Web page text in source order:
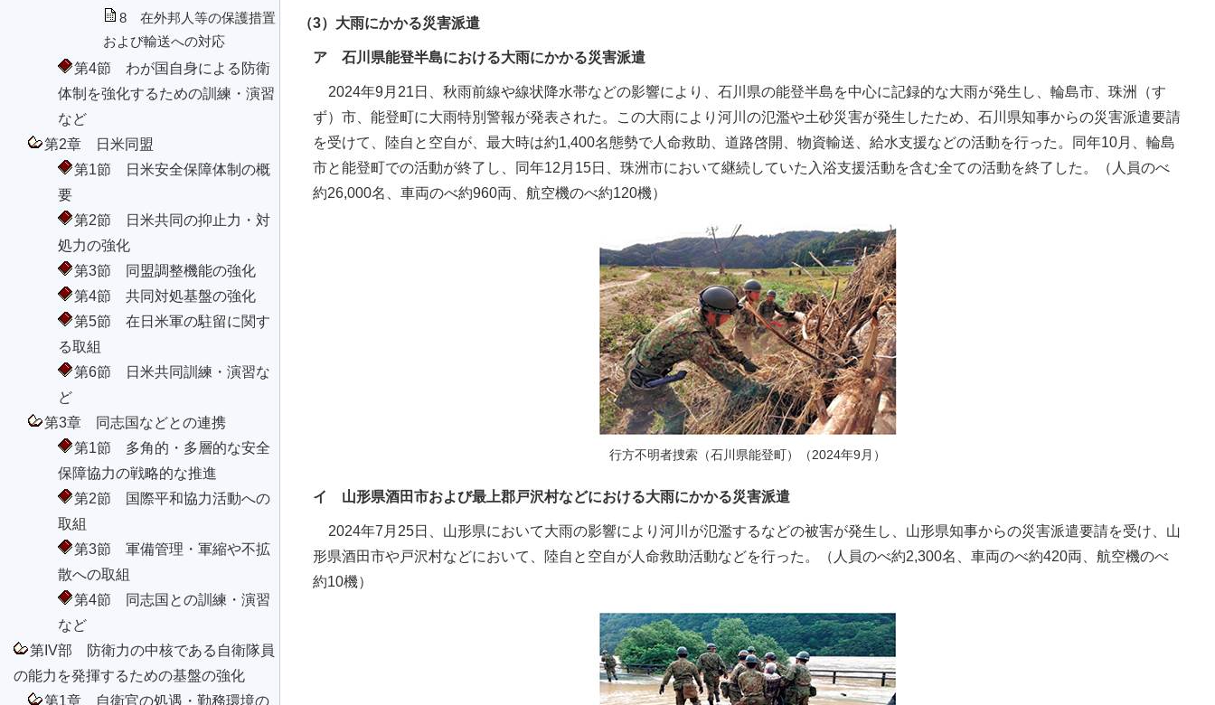
8 在外邦人等の保護措置
および輸送への対応
第4節 わが国自身による防衛
体制を強化するための訓練・演習
など
第2章 日米同盟
第1節 日米安全保障体制の概
要
第2節 日米共同の抑止力・対
処力の強化
第3節 同盟調整機能の強化
第4節 共同対処基盤の強化
第5節 在日米軍の駐留に関す
る取組
第6節 日米共同訓練・演習な
ど
第3章 同志国などとの連携
第1節 多角的・多層的な安全
保障協力の戦略的な推進
第2節 国際平和協力活動への
取組
第3節 軍備管理・軍縮や不拡
散への取組
第4節 同志国との訓練・演習
など
第IV部 防衛力の中核である自衛隊員
の能力を発揮するための基盤の強化
第1章 自衛官の処遇・勤務環境の
（3）大雨にかかる災害派遣
ア 石川県能登半島における大雨にかかる災害派遣
2024年9月21日、秋雨前線や線状降水帯などの影響により、石川県の能登半島を中心に記録的な大雨が発生し、輪島市、珠洲（す
ず）市、能登町に大雨特別警報が発表された。この大雨により河川の氾濫や土砂災害が発生したため、石川県知事からの災害派遣要請
を受けて、陸自と空自が、最大時は約1,400名態勢で人命救助、道路啓開、物資輸送、給水支援などの活動を行った。同年10月、輪島
市と能登町での活動が終了し、同年12月15日、珠洲市において継続していた入浴支援活動を含む全ての活動を終了した。（人員のべ
約26,000名、車両のべ約960両、航空機のべ約120機）
行方不明者捜索（石川県能登町）（2024年9月）
イ 山形県酒田市および最上郡戸沢村などにおける大雨にかかる災害派遣
2024年7月25日、山形県において大雨の影響により河川が氾濫するなどの被害が発生し、山形県知事からの災害派遣要請を受け、山
形県酒田市や戸沢村などにおいて、陸自と空自が人命救助活動などを行った。（人員のべ約2,300名、車両のべ約420両、航空機のべ
約10機）